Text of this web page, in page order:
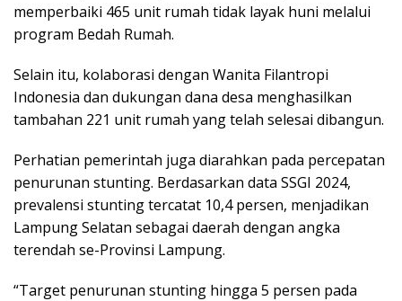
memperbaiki 465 unit rumah tidak layak huni melalui
program Bedah Rumah.
Selain itu, kolaborasi dengan Wanita Filantropi
Indonesia dan dukungan dana desa menghasilkan
tambahan 221 unit rumah yang telah selesai dibangun.
Perhatian pemerintah juga diarahkan pada percepatan
penurunan stunting. Berdasarkan data SSGI 2024,
prevalensi stunting tercatat 10,4 persen, menjadikan
Lampung Selatan sebagai daerah dengan angka
terendah se-Provinsi Lampung.
“Target penurunan stunting hingga 5 persen pada